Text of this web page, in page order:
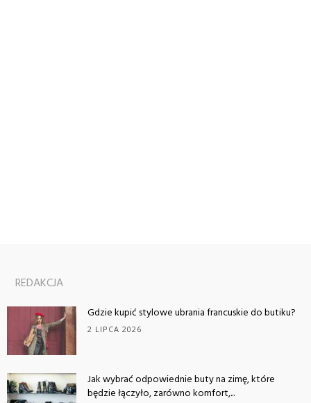
REDAKCJA
Gdzie kupić stylowe ubrania francuskie do butiku?
2 LIPCA 2026
Jak wybrać odpowiednie buty na zimę, które
będzie łączyło, zarówno komfort,...